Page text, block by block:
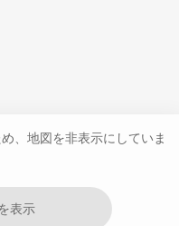
、地図を非表示にしていま
表示